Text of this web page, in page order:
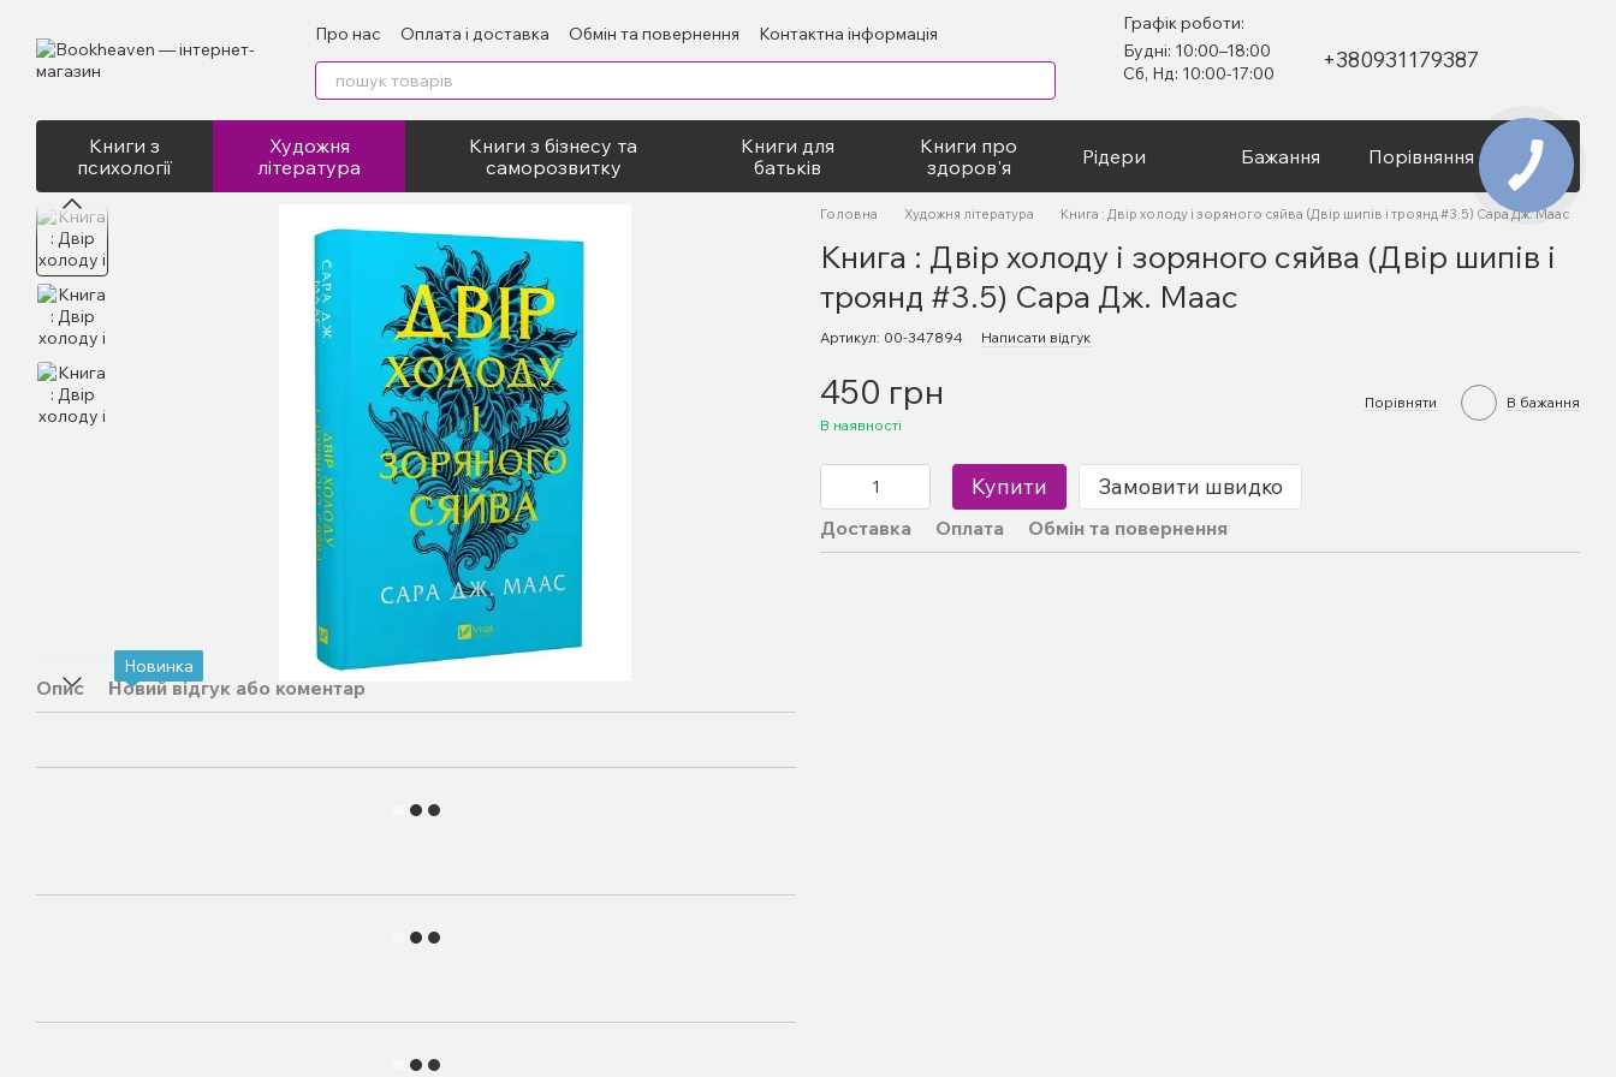
Про нас Оплата і доставка Обмін та повернення
Контактна інформація
Відгуки про магазин
Публічний договір
Графік роботи:
Будні: 10:00–18:00
Сб, Нд: 10:00-17:00
+380931179387
Книги з
психології
Художня
література
Книги з бізнесу та
саморозвитку
Книги для
батьків
Книги про
здоров'я
Рідери Бажання Порівняння Вхід
Новинка
Опис Новий відгук або коментар
Головна Художня література Книга : Двір холоду і зоряного сяйва (Двір шипів і троянд #3.5) Сара Дж. Маас
Книга : Двір холоду і зоряного сяйва (Двір шипів і
троянд #3.5) Сара Дж. Маас
Артикул: 00-347894 Написати відгук
450 грн
В наявності
Порівняти В бажання
Купити Замовити швидко
Доставка Оплата Обмін та повернення